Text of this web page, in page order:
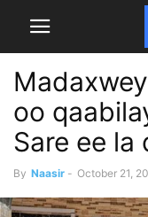
oo
Sare ee la
By Naasir - October 21,